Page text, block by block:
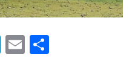
LinkedIn
Email